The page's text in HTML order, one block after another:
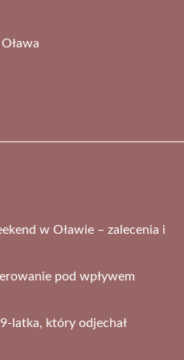
w Oławie – zalecenia i
pod wpływem
latka, który odjechał